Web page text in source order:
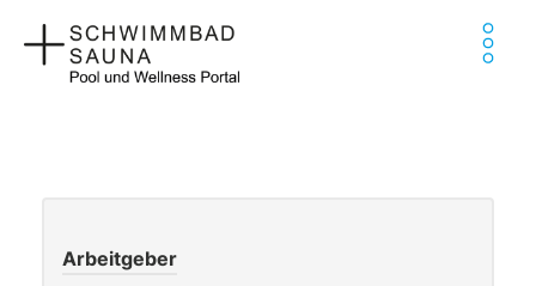
Inhalt
springen
Arbeitgeber